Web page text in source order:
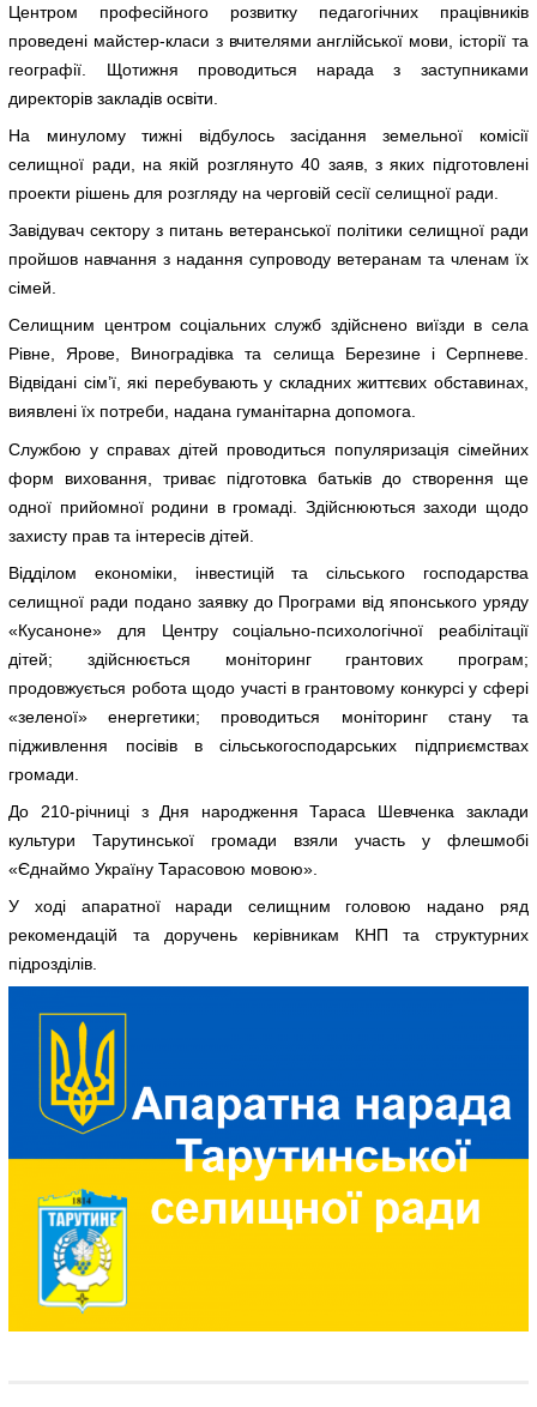
Центром професійного розвитку педагогічних працівників
проведені майстер-класи з вчителями англійської мови, історії та
географії. Щотижня проводиться нарада з заступниками
директорів закладів освіти.
На минулому тижні відбулось засідання земельної комісії
селищної ради, на якій розглянуто 40 заяв, з яких підготовлені
проекти рішень для розгляду на черговій сесії селищної ради.
Завідувач сектору з питань ветеранської політики селищної ради
пройшов навчання з надання супроводу ветеранам та членам їх
сімей.
Селищним центром соціальних служб здійснено виїзди в села
Рівне, Ярове, Виноградівка та селища Березине і Серпневе.
Відвідані сім’ї, які перебувають у складних життєвих обставинах,
виявлені їх потреби, надана гуманітарна допомога.
Службою у справах дітей проводиться популяризація сімейних
форм виховання, триває підготовка батьків до створення ще
одної прийомної родини в громаді. Здійснюються заходи щодо
захисту прав та інтересів дітей.
Відділом економіки, інвестицій та сільського господарства
селищної ради подано заявку до Програми від японського уряду
«Кусаноне» для Центру соціально-психологічної реабілітації
дітей; здійснюється моніторинг грантових програм;
продовжується робота щодо участі в грантовому конкурсі у сфері
«зеленої» енергетики; проводиться моніторинг стану та
підживлення посівів в сільськогосподарських підприємствах
громади.
До 210-річниці з Дня народження Тараса Шевченка заклади
культури Тарутинської громади взяли участь у флешмобі
«Єднаймо Україну Тарасовою мовою».
У ході апаратної наради селищним головою надано ряд
рекомендацій та доручень керівникам КНП та структурних
підрозділів.